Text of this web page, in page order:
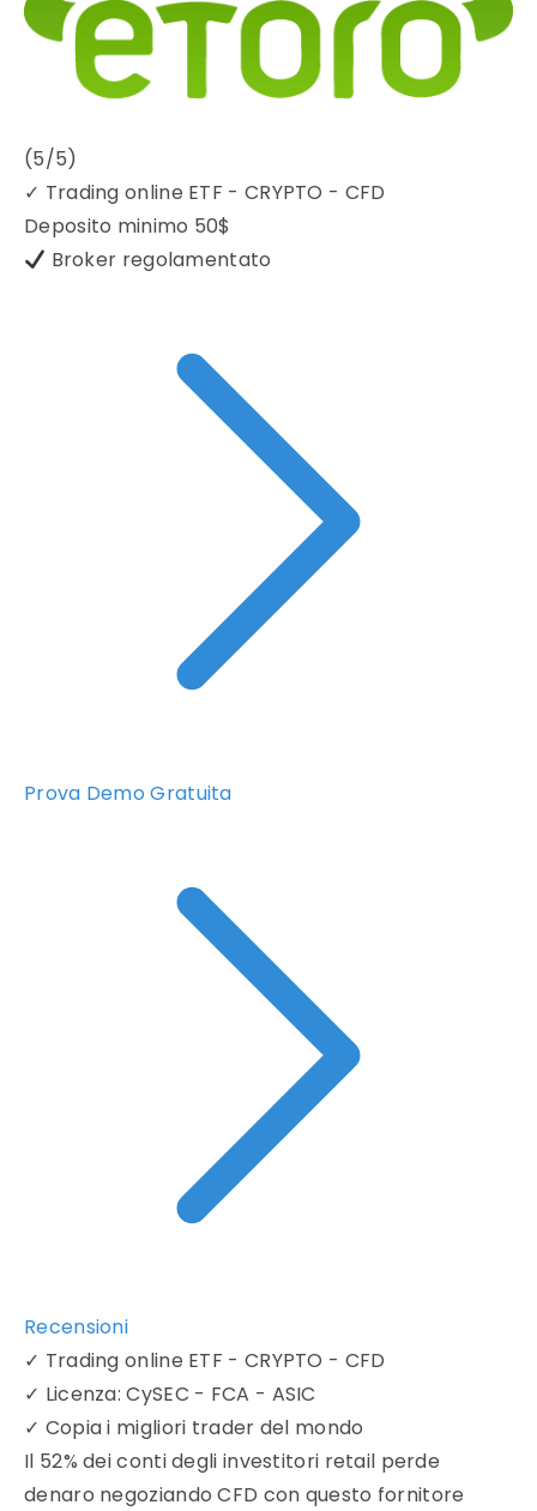
(5/5)
✓ Trading online ETF - CRYPTO - CFD
Deposito minimo 50$
Broker regolamentato
Prova Demo Gratuita
Recensioni
✓ Trading online ETF - CRYPTO - CFD
✓ Licenza: CySEC - FCA - ASIC
✓ Copia i migliori trader del mondo
Il 52% dei conti degli investitori retail perde
denaro negoziando CFD con questo fornitore